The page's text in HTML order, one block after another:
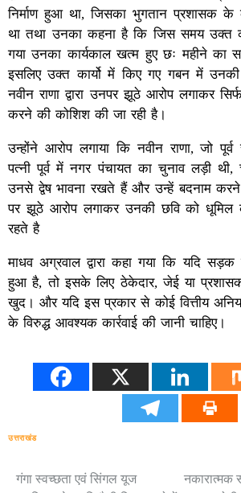
निर्माण हुआ था, जिसका भुगतान प्रशासक के
था तथा उनका कहना है कि जिस समय उक्त
गया उनका कार्यकाल खत्म हुए छः महीने का
इसलिए उक्त कार्यो में किए गए गबन में
नवीन राणा द्वारा उनपर झूठे आरोप लगाकर
करने की कोशिश की जा रही है।
उन्होंने आरोप लगाया कि नवीन राणा, जो
पत्नी पूर्व में नगर पंचायत का चुनाव लड़ी
उनसे द्वेष भावना रखते हैं और उन्हें बदनाम
पर झूठे आरोप लगाकर उनकी छवि को
रहते है
माधव अग्रवाल द्वारा कहा गया कि यदि सड़क
हुआ है, तो इसके लिए ठेकेदार, जेई या
खुद। और यदि इस प्रकार से कोई वित्तीय
के विरुद्ध आवश्यक कार्रवाई की जानी चाहिए।
उत्तराखंड
Post
गंगा स्वच्छता एवं सिंगल यूज
नकारात्मक